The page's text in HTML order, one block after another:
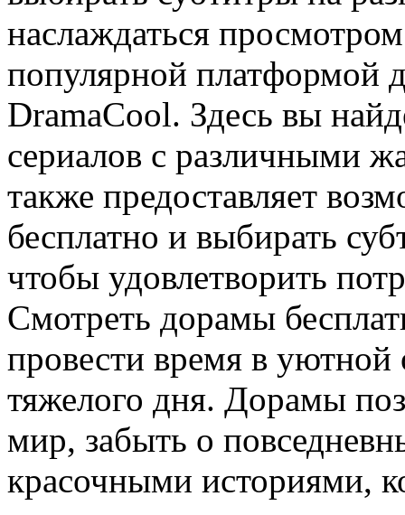
наслаждаться
популярной платформой
DramaCool. Здесь вы
сериалов с различными
также предоставляет
бесплатно и выбирать
чтобы удовлетворить
Смотреть дорамы
провести время в уютной
тяжелого дня. Дорамы
мир, забыть о
красочными историями,